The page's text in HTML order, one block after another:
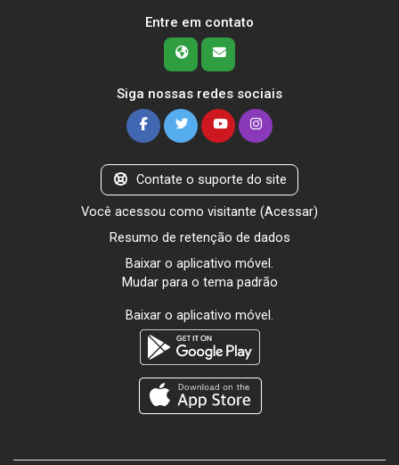
Entre em contato
Siga nossas redes sociais
Contate o suporte do site
Você acessou como visitante (Acessar)
Resumo de retenção de dados
Baixar o aplicativo móvel.
Mudar para o tema padrão
Baixar o aplicativo móvel.